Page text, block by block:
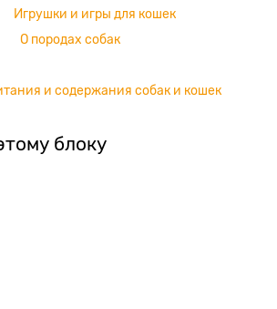
Игрушки и игры для кошек
О породах собак
и содержания собак и кошек
блоку